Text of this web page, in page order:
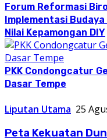
Forum Reformasi
Implementasi
Nilai Kepamongan DIY
PKK Condongcatur
Dasar Tempe
Liputan Utama 25
Peta Kekuatan